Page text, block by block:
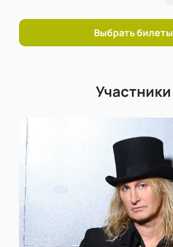
Выбрать билеты
Участники